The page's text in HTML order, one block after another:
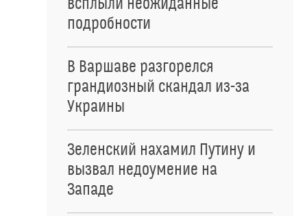
всплыли неожиданные
подробности
В Варшаве разгорелся
грандиозный скандал из-за
Украины
Зеленский нахамил Путину и
вызвал недоумение на
Западе